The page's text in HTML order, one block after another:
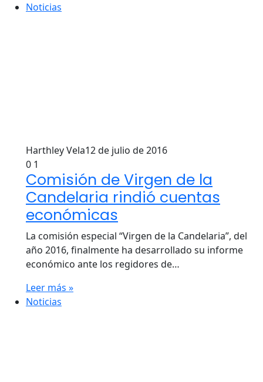
Noticias
Harthley Vela12 de julio de 2016
0 1
Comisión de Virgen de la
Candelaria rindió cuentas
económicas
La comisión especial “Virgen de la Candelaria”, del
año 2016, finalmente ha desarrollado su informe
económico ante los regidores de…
Leer más »
Noticias